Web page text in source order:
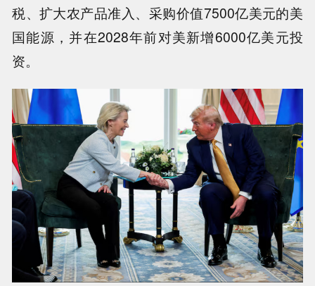
税、扩大农产品准入、采购价值7500亿美元的美
国能源，并在2028年前对美新增6000亿美元投
资。